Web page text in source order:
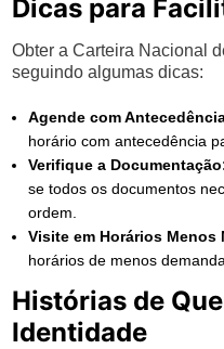
Dicas para
Obter a Carteira Nacional
seguindo algumas dicas:
Agende com
horário com antecedência
Verifique a
se todos os documentos
ordem.
Visite em Horários Menos
horários de menos
Histórias de
Identidade